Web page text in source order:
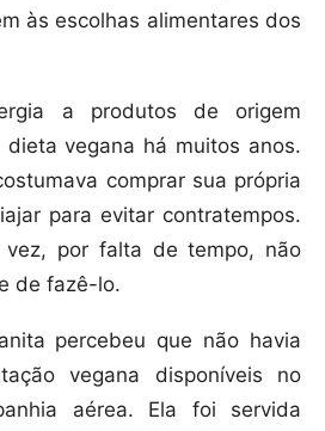
às escolhas alimentares dos
a produtos de origem
dieta vegana há muitos anos.
comprar sua própria
para evitar contratempos.
por falta de tempo, não
de fazê-lo.
percebeu que não havia
vegana disponíveis no
aérea. Ela foi servida